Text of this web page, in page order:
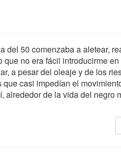
del 50 comenzaba a aletear,
no era fácil introducirme
a pesar del oleaje y de los
casi impedían el
alrededor de la vida del negro